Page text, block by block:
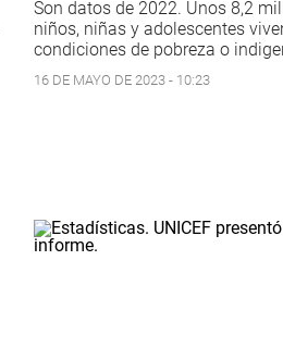
Son datos de 2022. Unos 8,2
niños, niñas y adolescentes
condiciones de pobreza o
16 DE MAYO DE 2023 - 10:23